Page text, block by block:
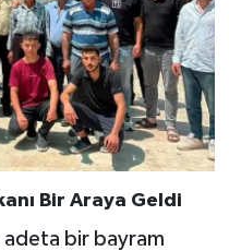
Bir Araya Geldi
adeta bir bayram